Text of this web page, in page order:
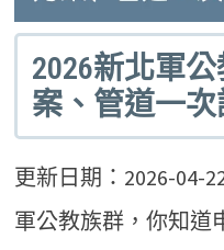
2026新北軍
案、管道一
更新日期：2026-04-
軍公教族群，你知道